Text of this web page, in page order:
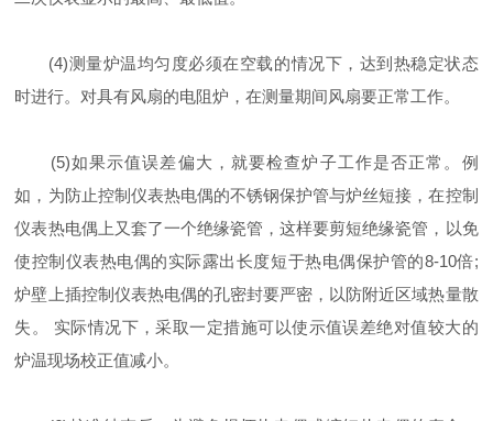
(4)测量炉温均匀度必须在空载的情况下，达到热稳定状态
时进行。对具有风扇的电阻炉，在测量期间风扇要正常工作。
(5)如果示值误差偏大，就要检查炉子工作是否正常。例
如，为防止控制仪表热电偶的不锈钢保护管与炉丝短接，在控制
仪表热电偶上又套了一个绝缘瓷管，这样要剪短绝缘瓷管，以免
使控制仪表热电偶的实际露出长度短于热电偶保护管的8-10倍;
炉壁上插控制仪表热电偶的孔密封要严密，以防附近区域热量散
失。 实际情况下，采取一定措施可以使示值误差绝对值较大的
炉温现场校正值减小。